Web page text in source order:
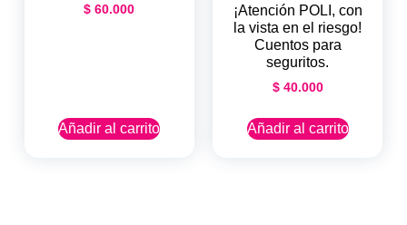
$ 60.000
Añadir al carrito
¡Atención POLI, con
la vista en el riesgo!
Cuentos para
seguritos.
$40.000
Añadir al carrito